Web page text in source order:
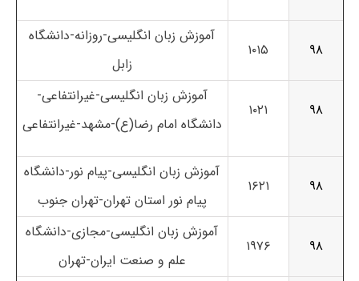
۹۸ ۱۰۱۵
آموزش زبان انگلیسی-روزانه-دانشگاه
زابل
۹۸ ۱۰۲۱
آموزش زبان انگلیسی-غیرانتفاعی-
دانشگاه امام رضا(ع)-مشهد-غیرانتفاعی
۹۸ ۱۶۲۱
آموزش زبان انگلیسی-پیام نور-دانشگاه
پیام نور استان تهران-تهران جنوب
۹۸ ۱۹۷۶
آموزش زبان انگلیسی-مجازی-دانشگاه
علم و صنعت ایران-تهران